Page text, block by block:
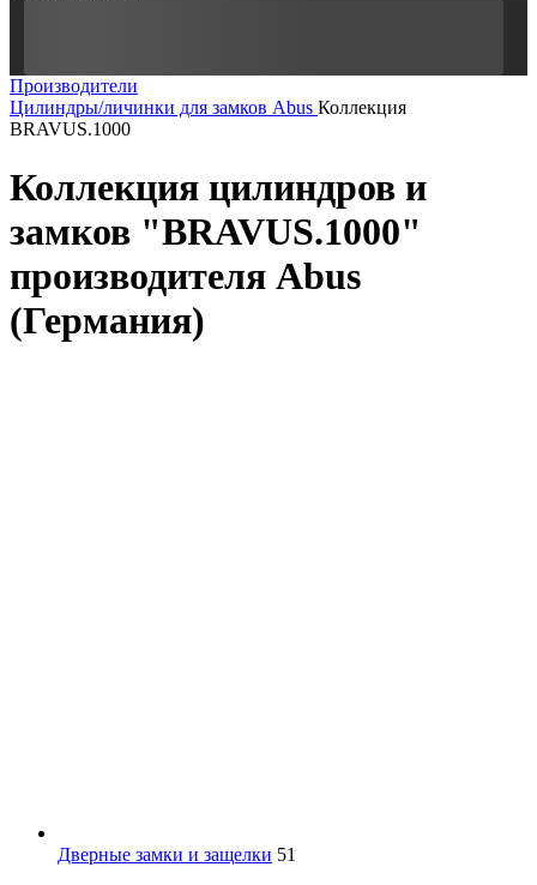
Производители
Цилиндры/личинки для замков Abus Коллекция
BRAVUS.1000
Коллекция цилиндров и
замков "BRAVUS.1000"
производителя Abus
(Германия)
Дверные замки и защелки 51